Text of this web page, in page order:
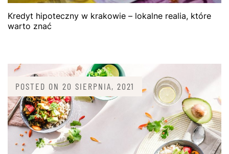
Kredyt hipoteczny w krakowie – lokalne realia, które
warto znać
POSTED ON 20 SIERPNIA, 2021